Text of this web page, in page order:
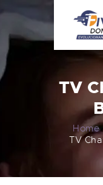
TV
Home
TV
HOME